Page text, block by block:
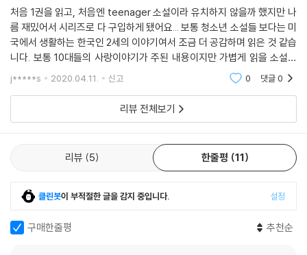
처음 1권을 읽고, 처음엔 teenager 소설이라 유치하지 않을까 했지만 나
름 재밌어서 시리즈로 다 구입하게 됐어요... 보통 청소년 소설들 보다는 미
국에서 생활하는 한국인 2세의 이야기여서 조금 더 공감하며 읽은 것 같습
니다. 보통 10대들의 사랑이야기가 주된 내용이지만 가볍게 읽을 소설을
찾는다면 문체도 어휘도 어렵지 않아서 좋습니다~~ 영어 공부를 위해 추
천합니다~~
j*****s 2020.04.11. 신고 0 댓글0
리뷰 전체보기
리뷰 5 한줄평 11
클린봇이 부적절한 글을 감지 중입니다. 설정
구매한줄평 추천순